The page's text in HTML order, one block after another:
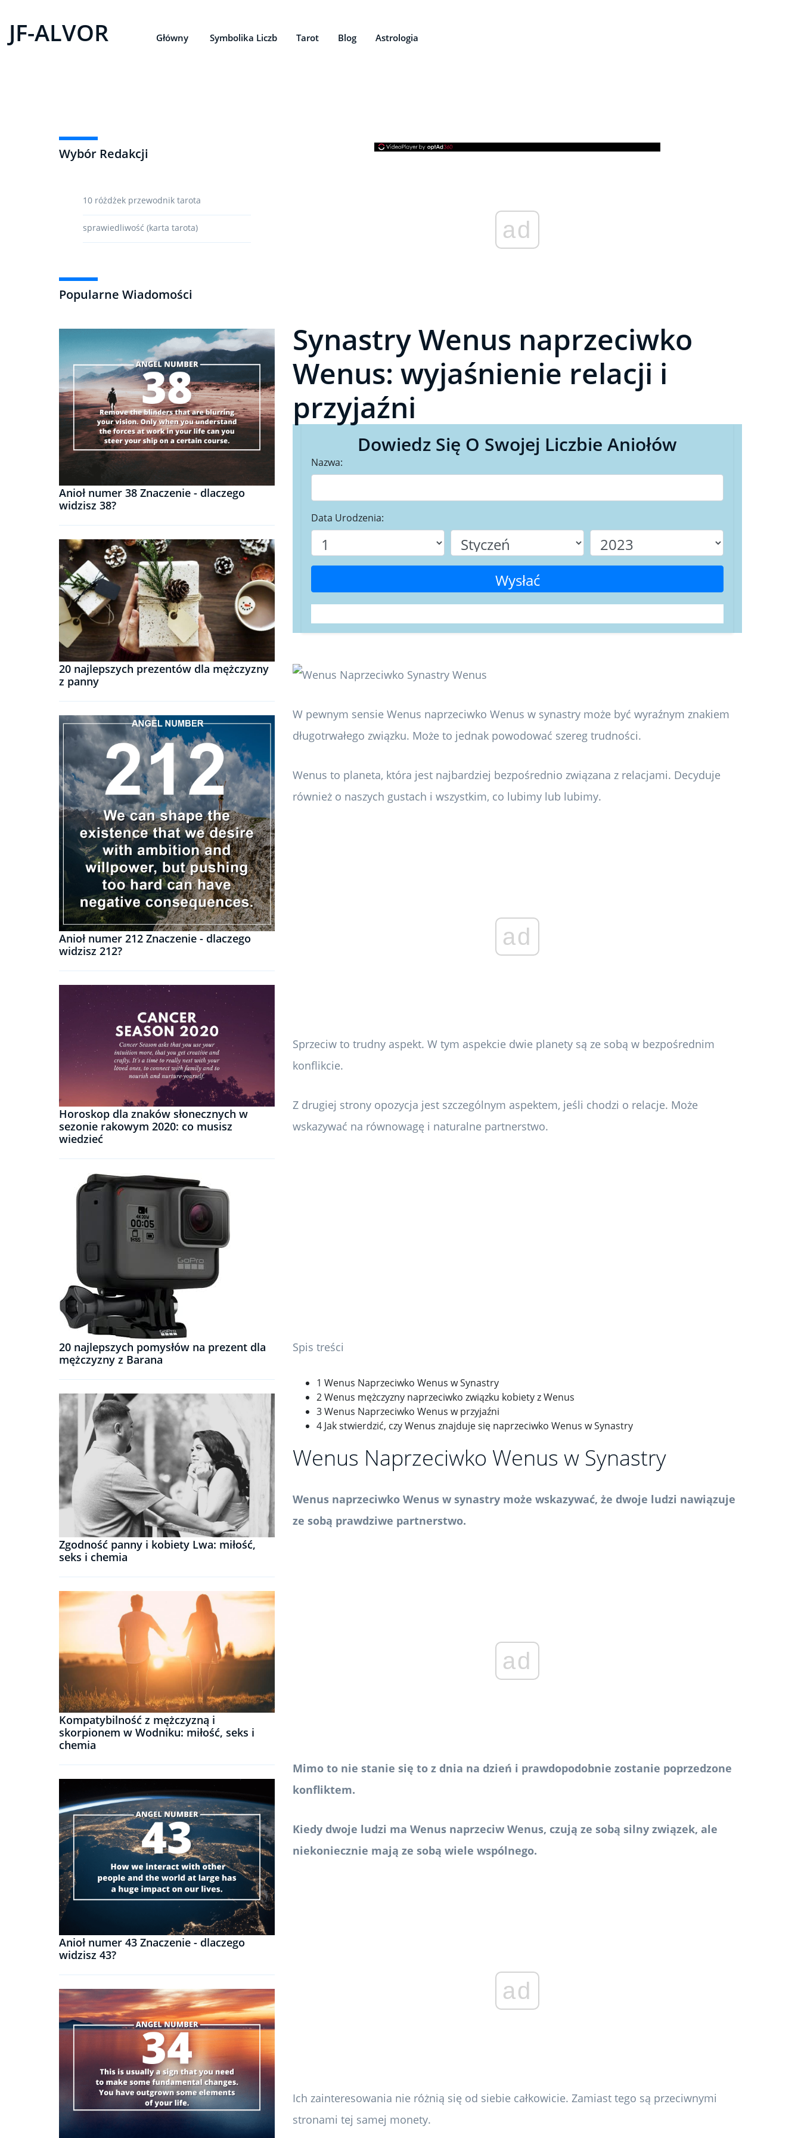
JF-ALVOR Główny Symbolika Liczb Tarot Blog Astrologia
Wybór Redakcji
10 różdżek przewodnik tarota
sprawiedliwość (karta tarota)
Popularne Wiadomości
Anioł numer 38 Znaczenie - dlaczego
widzisz 38?
20 najlepszych prezentów dla mężczyzny
z panny
Anioł numer 212 Znaczenie - dlaczego
widzisz 212?
Horoskop dla znaków słonecznych w
sezonie rakowym 2020: co musisz
wiedzieć
20 najlepszych pomysłów na prezent dla
mężczyzny z Barana
Zgodność panny i kobiety Lwa: miłość,
seks i chemia
Kompatybilność z mężczyzną i
skorpionem w Wodniku: miłość, seks i
chemia
Anioł numer 43 Znaczenie - dlaczego
widzisz 43?
ad
Synastry Wenus naprzeciwko
Wenus: wyjaśnienie relacji i
przyjaźni
Dowiedz Się O Swojej Liczbie Aniołów
Nazwa:
Data Urodzenia:
Wysłać
W pewnym sensie Wenus naprzeciwko Wenus w synastry może być wyraźnym znakiem
długotrwałego związku. Może to jednak powodować szereg trudności.
Wenus to planeta, która jest najbardziej bezpośrednio związana z relacjami. Decyduje
również o naszych gustach i wszystkim, co lubimy lub lubimy.
ad
Sprzeciw to trudny aspekt. W tym aspekcie dwie planety są ze sobą w bezpośrednim
konflikcie.
Z drugiej strony opozycja jest szczególnym aspektem, jeśli chodzi o relacje. Może
wskazywać na równowagę i naturalne partnerstwo.
Spis treści
1 Wenus Naprzeciwko Wenus w Synastry
2 Wenus mężczyzny naprzeciwko związku kobiety z Wenus
3 Wenus Naprzeciwko Wenus w przyjaźni
4 Jak stwierdzić, czy Wenus znajduje się naprzeciwko Wenus w Synastry
Wenus Naprzeciwko Wenus w Synastry
Wenus naprzeciwko Wenus w synastry może wskazywać, że dwoje ludzi nawiązuje
ze sobą prawdziwe partnerstwo.
ad
Mimo to nie stanie się to z dnia na dzień i prawdopodobnie zostanie poprzedzone
konfliktem.
Kiedy dwoje ludzi ma Wenus naprzeciw Wenus, czują ze sobą silny związek, ale
niekoniecznie mają ze sobą wiele wspólnego.
ad
Ich zainteresowania nie różnią się od siebie całkowicie. Zamiast tego są przeciwnymi
stronami tej samej monety.